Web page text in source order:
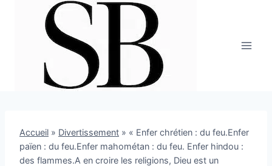
Accueil » Divertissement » « Enfer chrétien : du feu.Enfer
païen : du feu.Enfer mahométan : du feu. Enfer hindou :
des flammes.A en croire les religions, Dieu est un